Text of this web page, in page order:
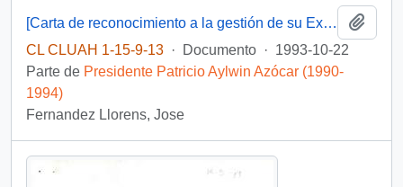
[Carta de reconocimiento a la gestión de su Excelencia el Presidente de la República].
CL CLUAH 1-15-9-13 · Documento · 1993-10-22
Parte de Presidente Patricio Aylwin Azócar (1990-
1994)
Fernandez Llorens, Jose